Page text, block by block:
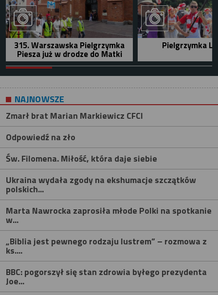
315. Warszawska Pielgrzymka
Piesza już w drodze do Matki
Pielgrzymka
NAJNOWSZE
Zmarł brat Marian Markiewicz CFCI
Odpowiedź na zło
Św. Filomena. Miłość, która daje siebie
Ukraina wydała zgody na ekshumacje szczątków
polskich...
Marta Nawrocka zaprosiła młode Polki na spotkanie
w...
„Biblia jest pewnego rodzaju lustrem” – rozmowa z
ks....
BBC: pogorszył się stan zdrowia byłego prezydenta
Joe...